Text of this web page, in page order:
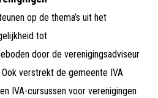
op de thema’s uit het
tot
door de verenigingsadviseur
verstrekt de gemeente IVA
IVA-cursussen voor verenigingen